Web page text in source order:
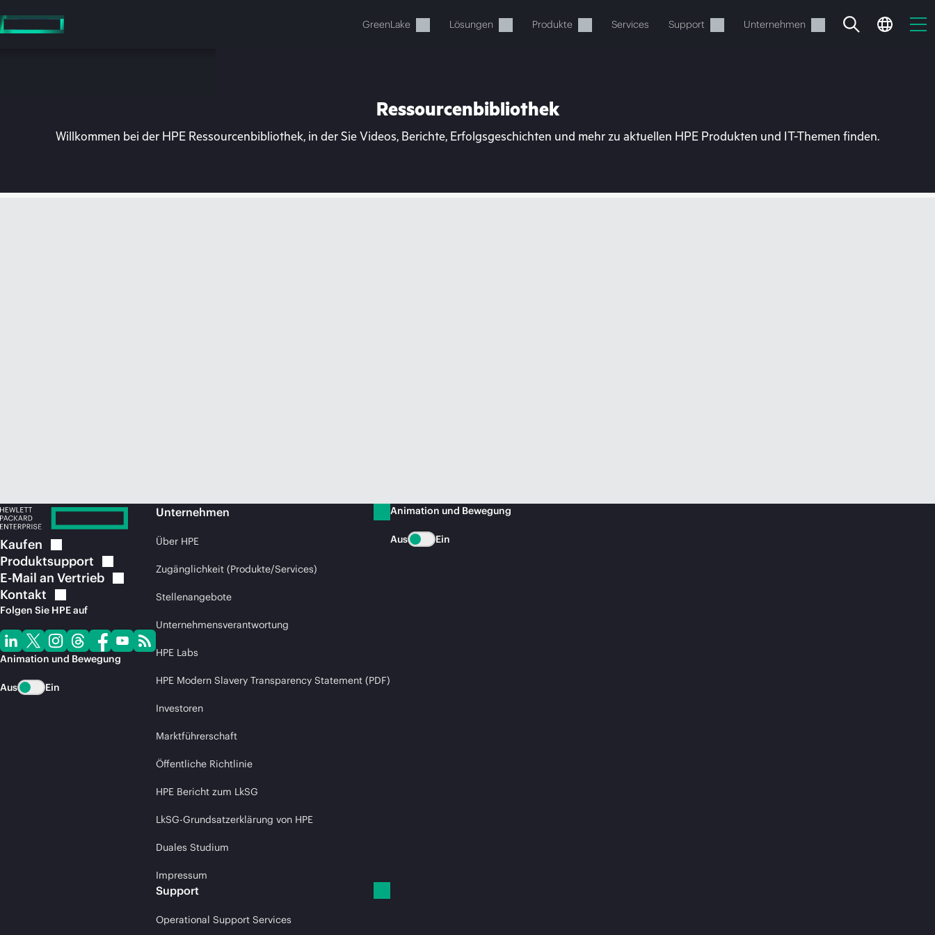
Hauptinhalt
wechseln
GreenLake Lösungen Produkte Services Support Unternehmen
Ihr Warenkorb ist aktuell leer
Ressourcenbibliothek
Willkommen bei der HPE Ressourcenbibliothek, in der Sie Videos, Berichte, Erfolgsgeschichten und mehr zu aktuellen HPE Produkten und IT-Themen finden.
Kaufen
Produktsupport
E-Mail an Vertrieb
Kontakt
Folgen Sie HPE auf
Animation und Bewegung
Aus Ein
Unternehmen
Über HPE
Zugänglichkeit (Produkte/Services)
Stellenangebote
Unternehmensverantwortung
HPE Labs
HPE Modern Slavery Transparency Statement (PDF)
Investoren
Marktführerschaft
Öffentliche Richtlinie
HPE Bericht zum LkSG
LkSG-Grundsatzerklärung von HPE
Duales Studium
Impressum
Support
Operational Support Services
Animation und Bewegung
Aus Ein